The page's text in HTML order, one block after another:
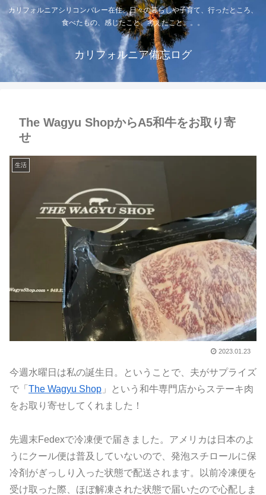
カリフォルニアシリコンバレー在住。日々の暮らしや子育て、行ったところ、
食べたもの、感じたこと、考えたこと。。。
カリフォルニア備忘ログ
The Wagyu ShopからA5和牛をお取り寄
せ
生活
2023.01.23
今週水曜日は私の誕生日。ということで、夫がサプライズ
で「 The Wagyu Shop 」という和牛専門店からステーキ肉
をお取り寄せしてくれました！
先週末Fedexで冷凍便で届きました。アメリカは日本のよ
うにクール便は普及していないので、発泡スチロールに保
冷剤がぎっしり入った状態で配送されます。以前冷凍便を
受け取った際、ほぼ解凍された状態で届いたので心配しま